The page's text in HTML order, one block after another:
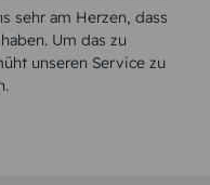
sehr am Herzen, dass
Um das zu
unseren Service zu